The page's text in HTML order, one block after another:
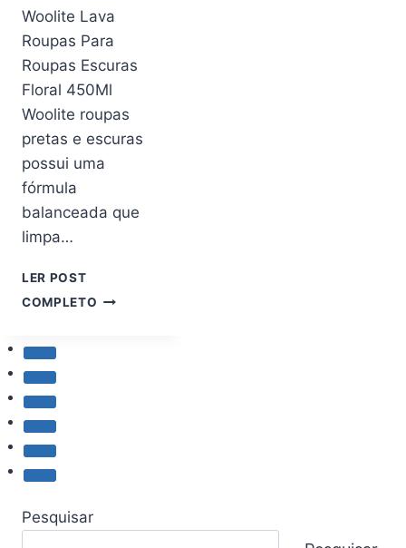
17″A
–
F410
ELG
Woolite Lava
Roupas Para
Roupas Escuras
Floral 450Ml
Woolite roupas
pretas e escuras
possui uma
fórmula
balanceada que
limpa…
LER POST
COMPLETO WOOLITE
Pesquisar